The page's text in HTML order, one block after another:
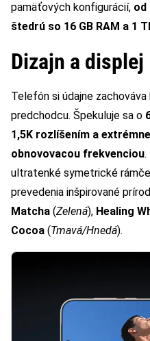
pamäťových konfigurácií, od
štedrú so 16 GB RAM a 1
Dizajn a displej
Telefón si údajne
predchodcu. Špekuluje sa o
1,5K rozlíšením a
obnovovacou frekvenciou.
ultratenké symetrické
prevedenia inšpirované
Matcha (Zelená), Healing
Cocoa (Tmavá/Hnedá).